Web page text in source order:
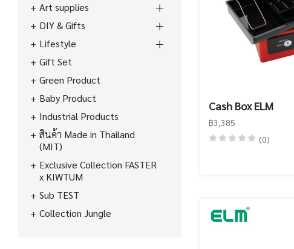
Art supplies
DIY & Gifts
Lifestyle
Gift Set
Green Product
Baby Product
Industrial Products
สินค้า Made in Thailand
(MIT)
Exclusive Collection FASTER
x KIWTUM
Sub TEST
Collection Jungle
Cash Box ELM
฿3,385
(0)